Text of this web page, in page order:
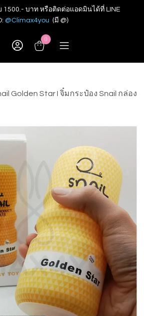
1500.- บาท หรือติดต่อแอดมินได้ที่ LINE
@Climax4you (มี @)
0
Golden Star I จิ๋มกระป๋อง Snail กล่อง